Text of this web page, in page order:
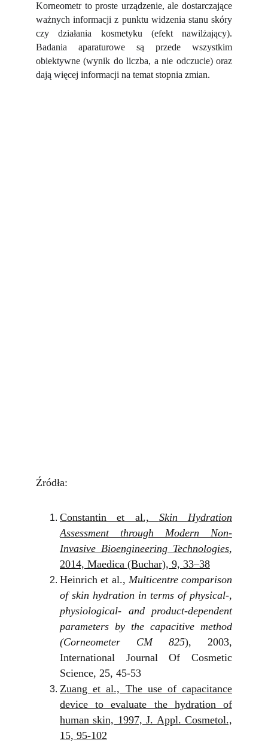
Korneometr to proste urządzenie, ale dostarczające
ważnych informacji z punktu widzenia stanu skóry
czy działania kosmetyku (efekt nawilżający).
Badania aparaturowe są przede wszystkim
obiektywne (wynik do liczba, a nie odczucie) oraz
dają więcej informacji na temat stopnia zmian.
Źródła:
Constantin et al., Skin Hydration
Assessment through Modern Non-
Invasive Bioengineering Technologies,
2014, Maedica (Buchar), 9, 33–38
Heinrich et al., Multicentre comparison
of skin hydration in terms of physical‐,
physiological‐ and product‐dependent
parameters by the capacitive method
(Corneometer CM 825), 2003,
International Journal Of Cosmetic
Science, 25, 45-53
Zuang et al., The use of capacitance
device to evaluate the hydration of
human skin, 1997, J. Appl. Cosmetol.,
15, 95-102